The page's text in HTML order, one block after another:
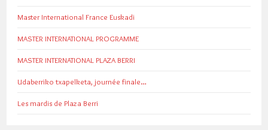
Master International France Euskadi
MASTER INTERNATIONAL PROGRAMME
MASTER INTERNATIONAL PLAZA BERRI
Udaberriko txapelketa, journée finale…
Les mardis de Plaza Berri